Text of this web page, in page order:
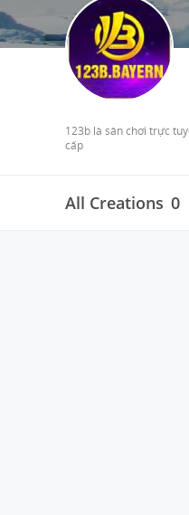
123b là sân chơi trực
cấp
All Creations 0